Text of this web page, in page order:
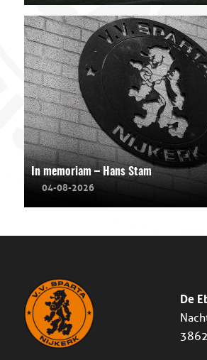
In memoriam – Hans Stam
04-08-2026
De